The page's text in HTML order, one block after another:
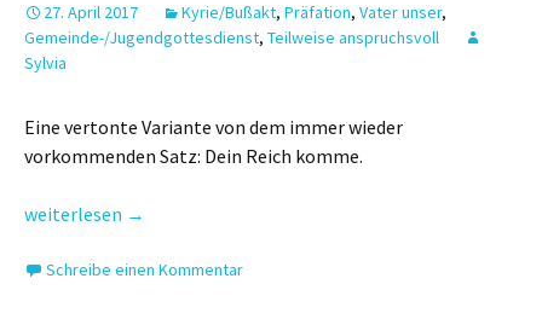
27. April 2017 Kyrie/Bußakt, Präfation, Vater unser,
Gemeinde-/Jugendgottesdienst, Teilweise anspruchsvoll
Sylvia
Eine vertonte Variante von dem immer wieder
vorkommenden Satz: Dein Reich komme.
Dein Reich komme
weiterlesen →
Schreibe einen Kommentar